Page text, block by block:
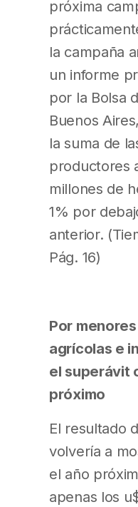
próxima
la campaña
un informe
por la Bolsa
Buenos
la suma de
productores
millones de
1% por
anterior.
Pág. 16)
Por
agrícolas e
el superávit
próximo
El resultado
volvería a
el año
apenas los